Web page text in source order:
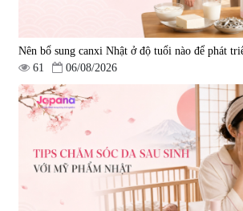
Nên bổ sung canxi Nhật ở độ tuổi nào để phát
61
06/08/2026